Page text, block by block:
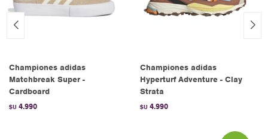
Championes adidas
Matchbreak Super -
Cardboard
$U 4.990
Championes adidas
Hyperturf Adventure - Clay
Strata
$U 4.990